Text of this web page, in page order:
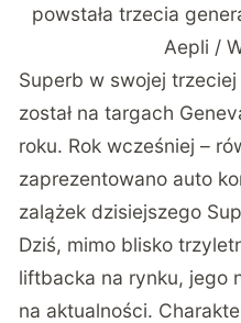
powstała trzecia
Aepli /
Superb w swojej
został na targach
roku. Rok wcześniej –
zaprezentowano auto
zalążek dzisiejszego
Dziś, mimo blisko
liftbacka na rynku, jego
na aktualności.